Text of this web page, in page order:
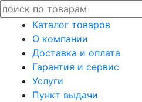
Каталог товаров
О компании
Доставка и оплата
Гарантия и сервис
Услуги
Пункт выдачи